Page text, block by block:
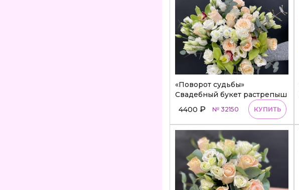
«Поворот судьбы»
Свадебный букет растрепыш
4400 ₽ № 32150 КУПИТЬ